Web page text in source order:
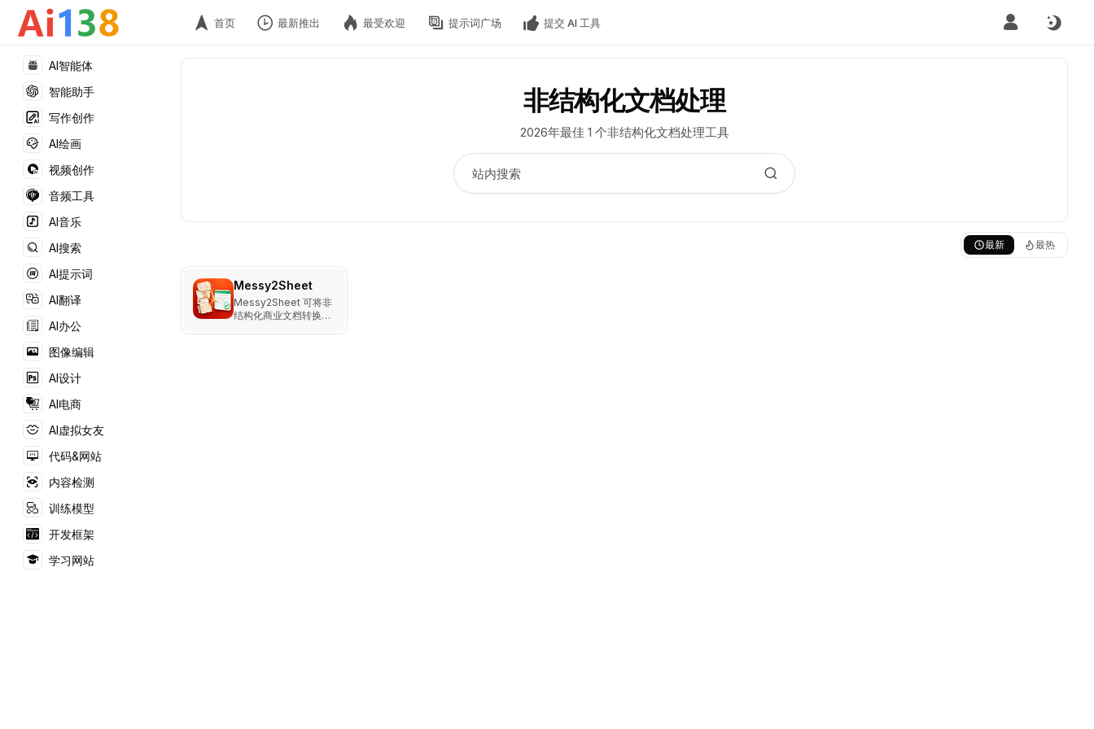
AI智能体
智能助手
写作创作
AI绘画
视频创作
音频工具
AI音乐
AI搜索
AI提示词
AI翻译
AI办公
图像编辑
AI设计
AI电商
AI虚拟女友
代码&网站
内容检测
训练模型
开发框架
学习网站
首页 最新推出 最受欢迎 提示词广场 提交 AI 工具
非结构化文档处理
2026年最佳 1 个非结构化文档处理工具
最新 最热
Messy2Sheet
Messy2Sheet 可将非
结构化商业文档转换为